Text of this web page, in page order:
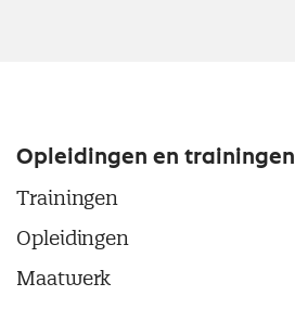
Opleidingen en trainingen
Trainingen
Opleidingen
Maatwerk